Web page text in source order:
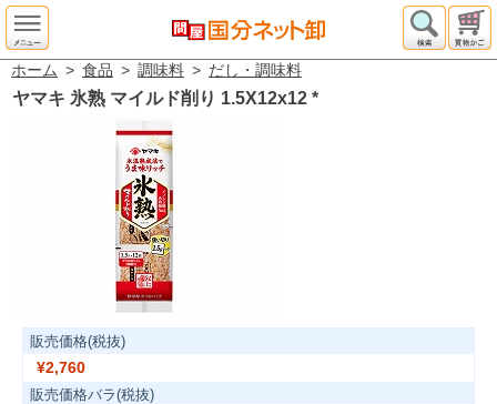
ホーム > 食品 > 調味料 > だし・調味料
ヤマキ 氷熟 マイルド削り 1.5X12x12 *
販売価格(税抜)
¥2,760
販売価格バラ(税抜)